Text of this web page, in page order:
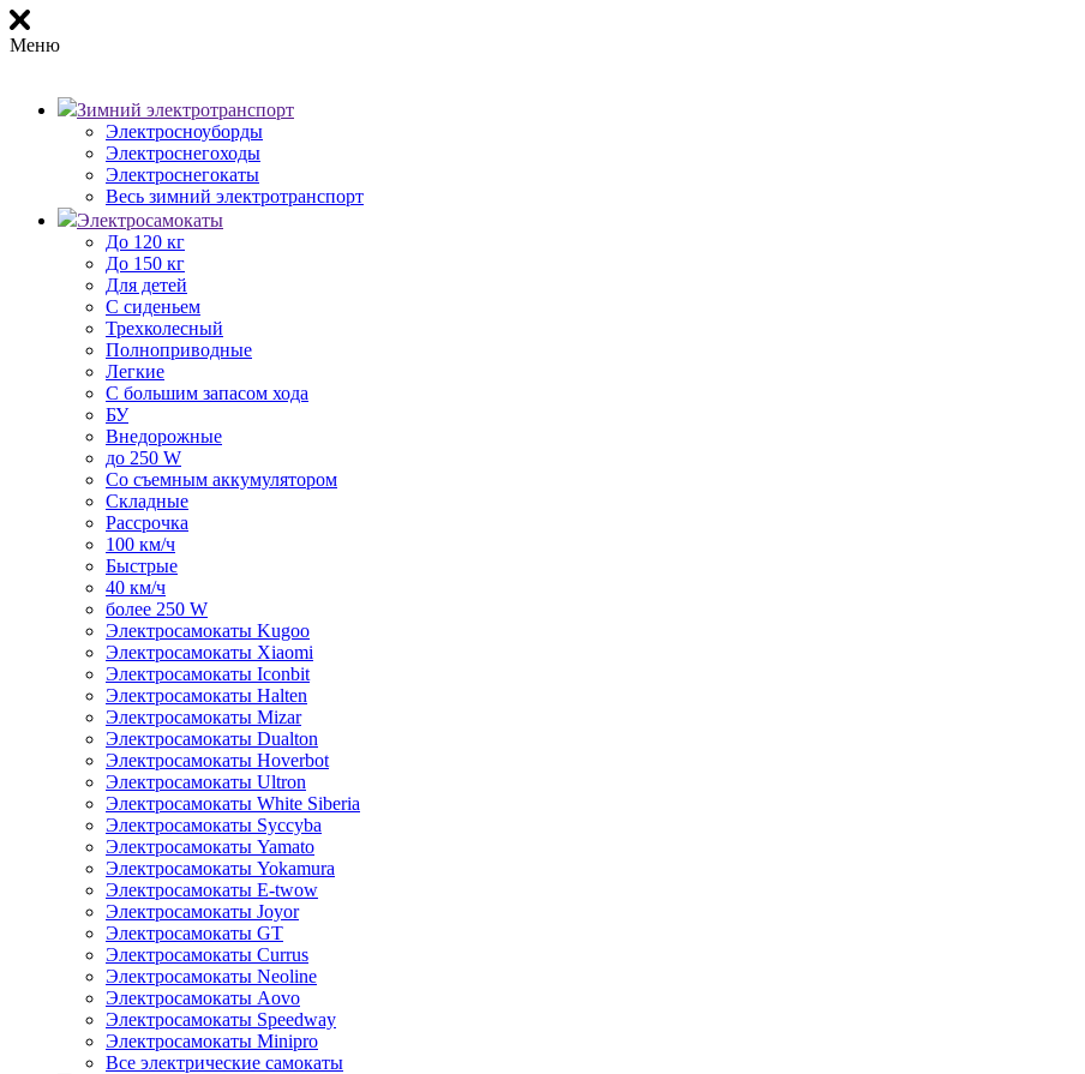
Меню
Зимний электротранспорт
Электросноуборды
Электроснегоходы
Электроснегокаты
Весь зимний электротранспорт
Электросамокаты
До 120 кг
До 150 кг
Для детей
С сиденьем
Трехколесный
Полноприводные
Легкие
С большим запасом хода
БУ
Внедорожные
до 250 W
Со съемным аккумулятором
Складные
Рассрочка
100 км/ч
Быстрые
40 км/ч
более 250 W
Электросамокаты Kugoo
Электросамокаты Xiaomi
Электросамокаты Iconbit
Электросамокаты Halten
Электросамокаты Mizar
Электросамокаты Dualton
Электросамокаты Hoverbot
Электросамокаты Ultron
Электросамокаты White Siberia
Электросамокаты Syccyba
Электросамокаты Yamato
Электросамокаты Yokamura
Электросамокаты E-twow
Электросамокаты Joyor
Электросамокаты GT
Электросамокаты Currus
Электросамокаты Neoline
Электросамокаты Aovo
Электросамокаты Speedway
Электросамокаты Minipro
Все электрические самокаты